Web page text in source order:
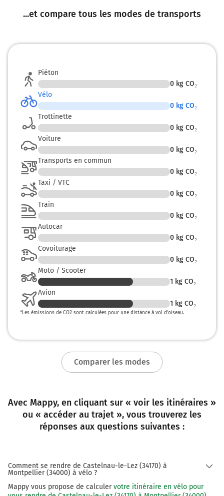
...et compare tous les modes de transports
Piéton
0 kg CO₂
Vélo
0 kg CO₂
Trottinette
0 kg CO₂
Voiture
0 kg CO₂
Transports en commun
0 kg CO₂
Taxi / VTC
0 kg CO₂
Train
0 kg CO₂
Autocar
0 kg CO₂
Covoiturage
0 kg CO₂
Moto / Scooter
1 kg CO₂
Avion
1 kg CO₂
*Les émissions de CO2 sont calculées pour une distance à vol d’oiseau.
Comparer les modes
Avec Mappy, en cliquant sur « voir les itinéraires »
ou « accéder au trajet », vous trouverez les
réponses aux questions suivantes :
Comment se rendre de Castelnau-le-Lez (34170) à
Montpellier (34000) à vélo ?
Mappy vous propose de calculervotre itinéraire en vélo pour